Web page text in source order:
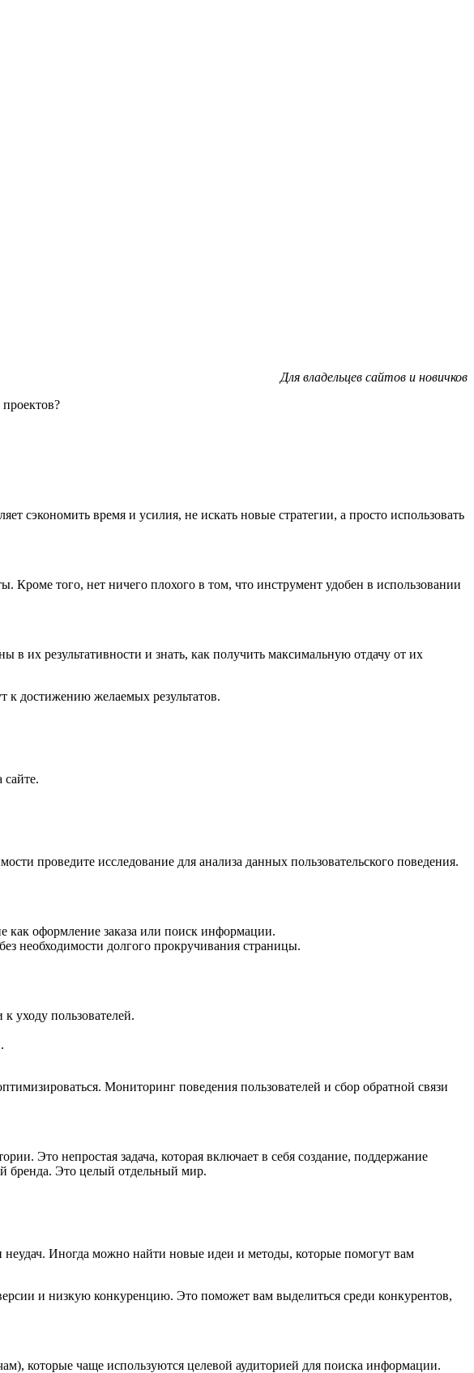
Для владельцев сайтов и новичков
время и усилия, не искать новые стратегии, а просто использовать
Кроме того, нет ничего плохого в том, что инструмент удобен в использовании
их результативности и знать, как получить максимальную отдачу от их
достижению желаемых результатов.
проведите исследование для анализа данных пользовательского поведения.
как оформление заказа или поиск информации.
необходимости долгого прокручивания страницы.
уходу пользователей.
Мониторинг поведения пользователей и сбор обратной связи
Это непростая задача, которая включает в себя создание, поддержание
бренда. Это целый отдельный мир.
неудач. Иногда можно найти новые идеи и методы, которые помогут вам
и низкую конкуренцию. Это поможет вам выделиться среди конкурентов,
которые чаще используются целевой аудиторией для поиска информации.